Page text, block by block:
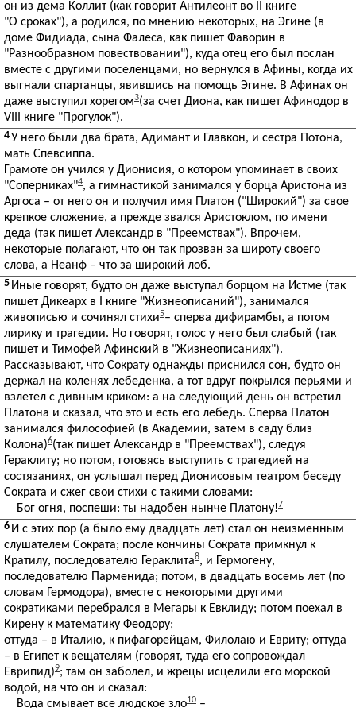
он из дема Коллит (как говорит Антилеонт во II книге
"О сроках"), а родился, по мнению некоторых, на Эгине (в
доме Фидиада, сына Фалеса, как пишет Фаворин в
"Разнообразном повествовании"), куда отец его был послан
вместе с другими поселенцами, но вернулся в Афины, когда их
выгнали спартанцы, явившись на помощь Эгине. В Афинах он
даже выступил хорегом3(за счет Диона, как пишет Афинодор в
VIII книге "Прогулок").
4У него были два брата, Адимант и Главкон, и сестра Потона,
мать Спевсиппа.
Грамоте он учился у Дионисия, о котором упоминает в своих
"Соперниках"4, а гимнастикой занимался у борца Аристона из
Аргоса – от него он и получил имя Платон ("Широкий") за свое
крепкое сложение, а прежде звался Аристоклом, по имени
деда (так пишет Александр в "Преемствах"). Впрочем,
некоторые полагают, что он так прозван за широту своего
слова, а Неанф – что за широкий лоб.
5 Иные говорят, будто он даже выступал борцом на Истме (так
пишет Дикеарх в I книге "Жизнеописаний"), занимался
живописью и сочинял стихи5– сперва дифирамбы, а потом
лирику и трагедии. Но говорят, голос у него был слабый (так
пишет и Тимофей Афинский в "Жизнеописаниях").
Рассказывают, что Сократу однажды приснился сон, будто он
держал на коленях лебеденка, а тот вдруг покрылся перьями и
взлетел с дивным криком: а на следующий день он встретил
Платона и сказал, что это и есть его лебедь. Сперва Платон
занимался философией (в Академии, затем в саду близ
Колона)6(так пишет Александр в "Преемствах"), следуя
Гераклиту; но потом, готовясь выступить с трагедией на
состязаниях, он услышал перед Дионисовым театром беседу
Сократа и сжег свои стихи с такими словами:
Бог огня, поспеши: ты надобен нынче Платону!7
6 И с этих пор (а было ему двадцать лет) стал он неизменным
слушателем Сократа; после кончины Сократа примкнул к
Кратилу, последователю Гераклита8, и Гермогену,
последователю Парменида; потом, в двадцать восемь лет (по
словам Гермодора), вместе с некоторыми другими
сократиками перебрался в Мегары к Евклиду; потом поехал в
Кирену к математику Феодору;
оттуда – в Италию, к пифагорейцам, Филолаю и Евриту; оттуда
– в Египет к вещателям (говорят, туда его сопровождал
Еврипид)9; там он заболел, и жрецы исцелили его морской
водой, на что он и сказал:
Вода смывает все людское зло10 –